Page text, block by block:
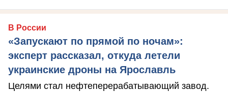
В России
«Запускают по прямой по ночам»:
эксперт рассказал, откуда летели
украинские дроны на Ярославль
Целями стал нефтеперерабатывающий завод.